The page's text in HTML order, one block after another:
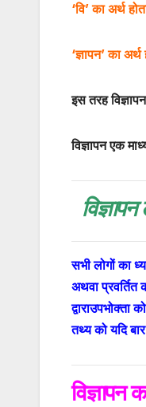
‘वि’ का अर्थ
‘ज्ञापन’ का
इस तरह
विज्ञापन एक
सभी लोगों का
अथवा
तथ्य को यदि
विज्ञापन